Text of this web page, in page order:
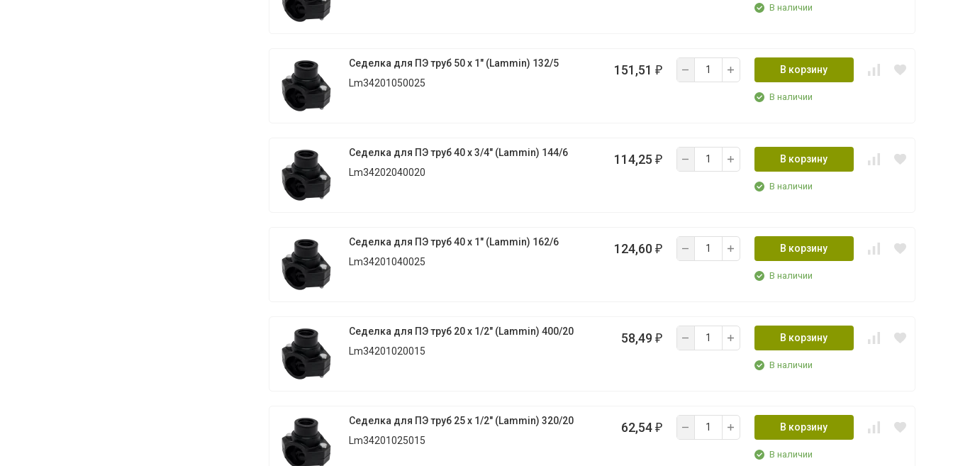
В наличии
Седелка для ПЭ труб 50 х 1" (Lammin) 132/5
Lm34201050025
151,51 ₽ В корзину
В наличии
Седелка для ПЭ труб 40 х 3/4" (Lammin) 144/6
Lm34202040020
114,25 ₽ В корзину
В наличии
Седелка для ПЭ труб 40 х 1" (Lammin) 162/6
Lm34201040025
124,60 ₽ В корзину
В наличии
Седелка для ПЭ труб 20 x 1/2" (Lammin) 400/20
Lm34201020015
58,49 ₽ В корзину
В наличии
Седелка для ПЭ труб 25 x 1/2" (Lammin) 320/20
Lm34201025015
62,54 ₽ В корзину
В наличии